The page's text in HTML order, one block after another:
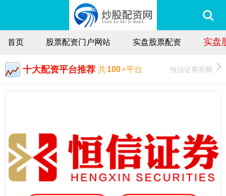
首页 股票配资门户网站 实盘股票配资 实盘
十大配资平台推荐 共100+平台 恒信证券官网